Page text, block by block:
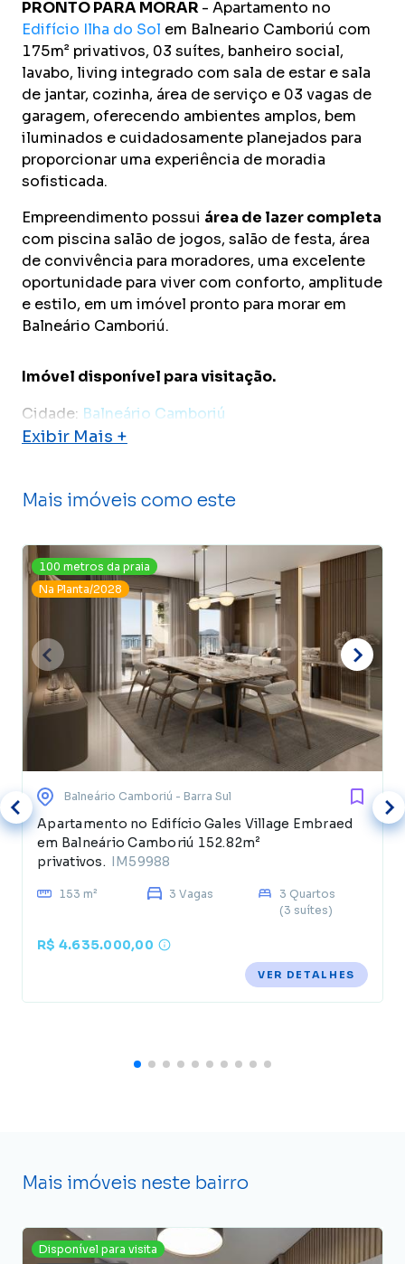
PRONTO PARA MORAR - Apartamento no
Edifício Ilha do Sol em Balneario Camboriú com
175m² privativos, 03 suítes, banheiro social,
lavabo, living integrado com sala de estar e sala
de jantar, cozinha, área de serviço e 03 vagas de
garagem, oferecendo ambientes amplos, bem
iluminados e cuidadosamente planejados para
proporcionar uma experiência de moradia
sofisticada.
Empreendimento possui área de lazer completa
com piscina salão de jogos, salão de festa, área
de convivência para moradores, uma excelente
oportunidade para viver com conforto, amplitude
e estilo, em um imóvel pronto para morar em
Balneário Camboriú.
Imóvel disponível para visitação.
Cidade: Balneário Camboriú
Exibir Mais +
Mais imóveis como este
100 metros da praia
Na Planta/2028
Balneário Camboriú - Barra Sul
Apartamento no Edifício Gales Village Embraed
em Balneário Camboriú 152.82m²
privativos.
IM59988
153 m² 3 Vagas
3 Quartos
(3 suítes)
R$ 4.635.000,00
VER DETALHES
Mais imóveis neste bairro
Disponível para visita